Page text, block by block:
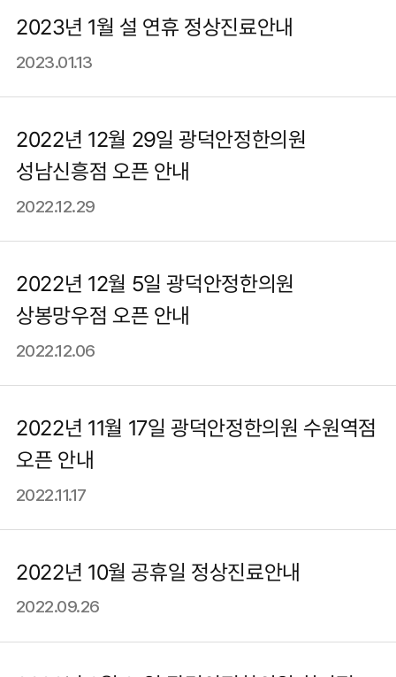
2023년 1월 설 연휴 정상진료안내
2023.01.13
2022년 12월 29일 광덕안정한의원
성남신흥점 오픈 안내
2022.12.29
2022년 12월 5일 광덕안정한의원
상봉망우점 오픈 안내
2022.12.06
2022년 11월 17일 광덕안정한의원 수원역점
오픈 안내
2022.11.17
2022년 10월 공휴일 정상진료안내
2022.09.26